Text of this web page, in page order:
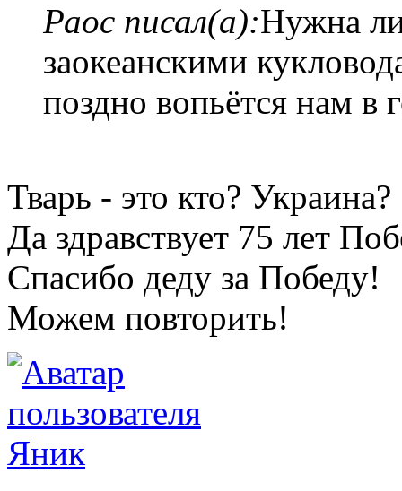
Раос писал(а):Нужна
заокеанскими
поздно вопьётся нам в
Тварь - это кто? Украина?
Да здравствует 75 лет
Спасибо деду за Победу!
Можем повторить!
Яник